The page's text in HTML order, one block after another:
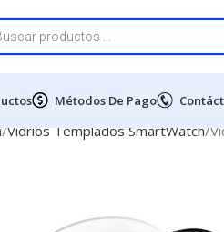
Métodos De Pago
Vidrios Templados SmartWatch